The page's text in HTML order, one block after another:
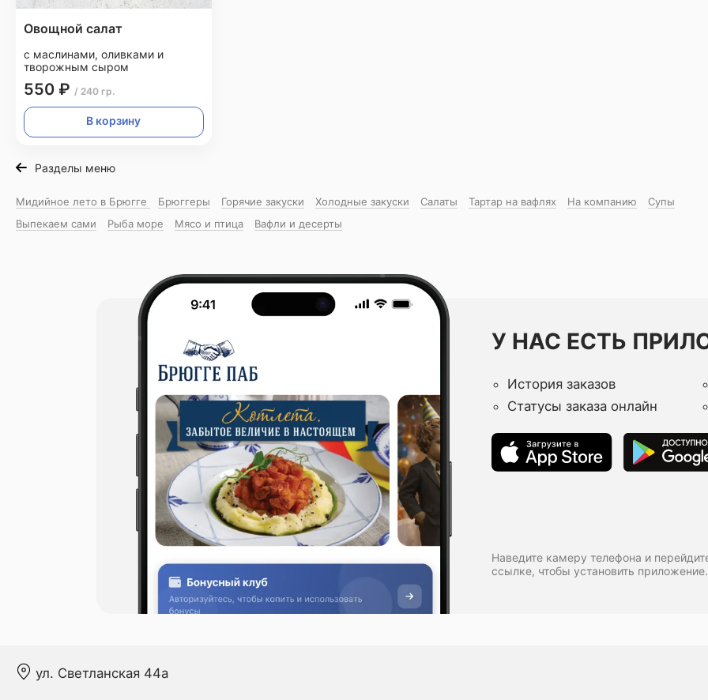
Овощной салат
с маслинами, оливками и
творожным сыром
550 ₽ / 240 гр.
В корзину
Разделы меню
Мидийное лето в Брюгге Брюггеры Горячие закуски Холодные закуски Салаты Тартар на вафлях На компанию
Супы
Выпекаем сами
Рыба море Мясо и птица Вафли и десерты
У НАС ЕСТЬ
История заказов
Статусы заказа онлайн
Наведите камеру телефона и
ссылке, чтобы установить приложение.
ул. Светланская 44а